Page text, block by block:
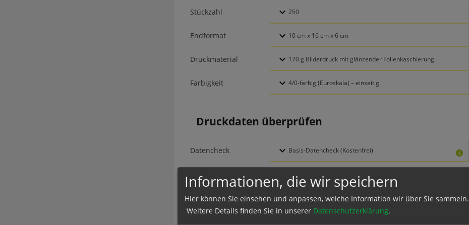
Stückzahl
Endformat
Druckmaterial
Farbigkeit
Druckdaten überprüfen
Datencheck
Produktion und Versand
Informationen, die wir speichern
Hier können Sie einsehen und anpassen, welche Information wir über Sie sammeln.
Weitere Details finden Sie in unserer Datenschutzerklärung.